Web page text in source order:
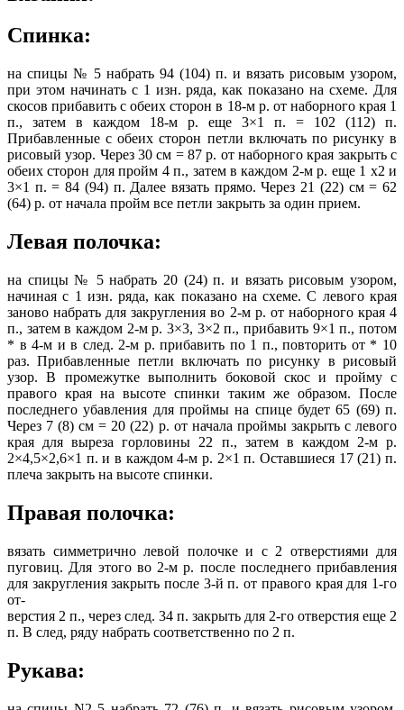
Спинка:
на спицы № 5 набрать 94 (104) п. и вязать рисовым узором,
при этом начинать с 1 изн. ряда, как показано на схеме. Для
скосов прибавить с обеих сторон в 18-м р. от наборного края 1
п., затем в каждом 18-м р. еще 3×1 п. = 102 (112) п.
Прибавленные с обеих сторон петли включать по рисунку в
рисовый узор. Через 30 см = 87 р. от наборного края закрыть с
обеих сторон для пройм 4 п., затем в каждом 2-м р. еще 1 х2 и
3×1 п. = 84 (94) п. Далее вязать прямо. Через 21 (22) см = 62
(64) р. от начала пройм все петли закрыть за один прием.
Левая полочка:
на спицы № 5 набрать 20 (24) п. и вязать рисовым узором,
начиная с 1 изн. ряда, как показано на схеме. С левого края
заново набрать для закругления во 2-м р. от наборного края 4
п., затем в каждом 2-м р. 3×3, 3×2 п., прибавить 9×1 п., потом
* в 4-м и в след. 2-м р. прибавить по 1 п., повторить от * 10
раз. Прибавленные петли включать по рисунку в рисовый
узор. В промежутке выполнить боковой скос и пройму с
правого края на высоте спинки таким же образом. После
последнего убавления для проймы на спице будет 65 (69) п.
Через 7 (8) см = 20 (22) р. от начала проймы закрыть с левого
края для выреза горловины 22 п., затем в каждом 2-м р.
2×4,5×2,6×1 п. и в каждом 4-м р. 2×1 п. Оставшиеся 17 (21) п.
плеча закрыть на высоте спинки.
Правая полочка:
вязать симметрично левой полочке и с 2 отверстиями для
пуговиц. Для этого во 2-м р. после последнего прибавления
для закругления закрыть после 3-й п. от правого края для 1-го
от-
верстия 2 п., через след. 34 п. закрыть для 2-го отверстия еще 2
п. В след, ряду набрать соответственно по 2 п.
Рукава: